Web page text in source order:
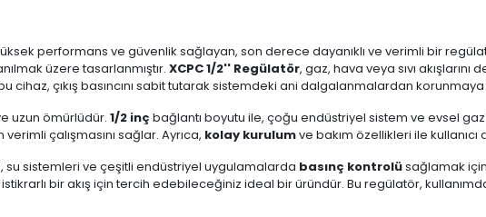
performans ve güvenlik sağlayan, son derece dayanıklı ve verimli bir
üzere tasarlanmıştır. XCPC 1/2'' Regülatör, gaz, hava veya sıvı
cihaz, çıkış basıncını sabit tutarak sistemdeki ani dalgalanmalardan korunmaya
uzun ömürlüdür. 1/2 inç bağlantı boyutu ile, çoğu endüstriyel sistem ve evsel gaz
çalışmasını sağlar. Ayrıca, kolay kurulumve bakım özellikleri ile kullanıcı
su sistemleri ve çeşitli endüstriyel uygulamalarda basınç kontrolüsağlamak
bir akış için tercih edebileceğiniz ideal bir üründür. Bu regülatör,